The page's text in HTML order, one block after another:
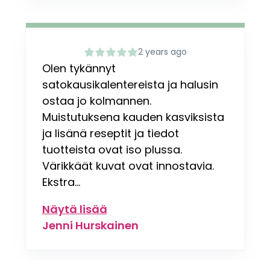
2 years ago
Olen tykännyt
satokausikalentereista ja halusin
ostaa jo kolmannen.
Muistutuksena kauden kasviksista
ja lisänä reseptit ja tiedot
tuotteista ovat iso plussa.
Värikkäät kuvat ovat innostavia.
Ekstra...
Näytä lisää
Jenni Hurskainen